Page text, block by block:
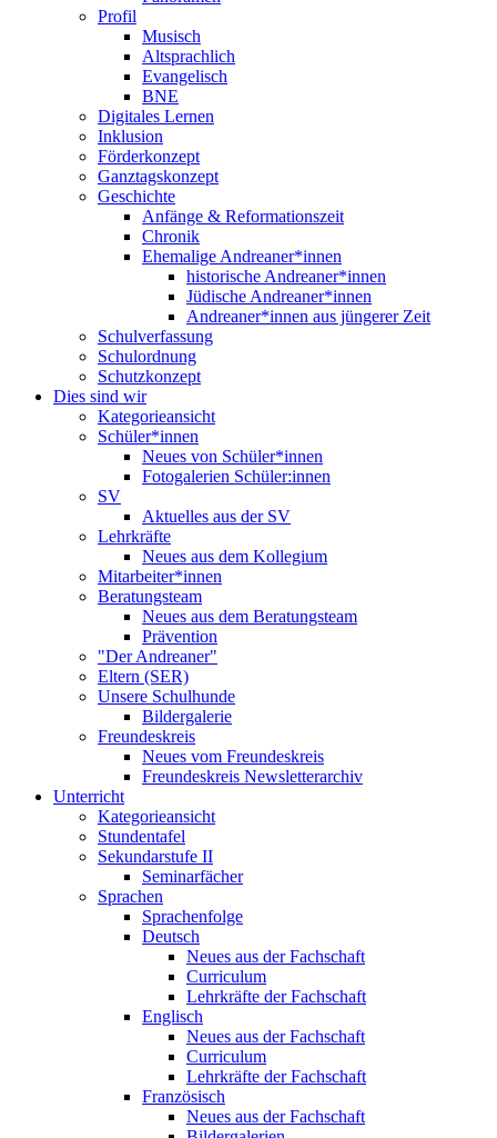
Profil
Musisch
Altsprachlich
Evangelisch
BNE
Digitales Lernen
Inklusion
Förderkonzept
Ganztagskonzept
Geschichte
Anfänge & Reformationszeit
Chronik
Ehemalige Andreaner*innen
historische Andreaner*innen
Jüdische Andreaner*innen
Andreaner*innen aus jüngerer Zeit
Schulverfassung
Schulordnung
Schutzkonzept
Dies sind wir
Kategorieansicht
Schüler*innen
Neues von Schüler*innen
Fotogalerien Schüler:innen
SV
Aktuelles aus der SV
Lehrkräfte
Neues aus dem Kollegium
Mitarbeiter*innen
Beratungsteam
Neues aus dem Beratungsteam
Prävention
"Der Andreaner"
Eltern (SER)
Unsere Schulhunde
Bildergalerie
Freundeskreis
Neues vom Freundeskreis
Freundeskreis Newsletterarchiv
Unterricht
Kategorieansicht
Stundentafel
Sekundarstufe II
Seminarfächer
Sprachen
Sprachenfolge
Deutsch
Neues aus der Fachschaft
Curriculum
Lehrkräfte der Fachschaft
Englisch
Neues aus der Fachschaft
Curriculum
Lehrkräfte der Fachschaft
Französisch
Neues aus der Fachschaft